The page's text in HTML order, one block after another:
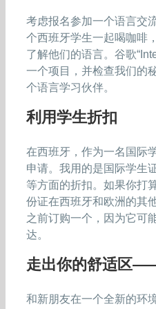
考虑报名参加一个语言交
个西班牙学生一起喝咖啡
了解他们的语言。谷歌
一个项目，并检查我们的
个语言学习伙伴。
利用学生折扣
在西班牙，作为一名国际
申请。我用的是国际学生
等方面的折扣。如果你打
份证在西班牙和欧洲的其
之前订购一个，因为它可
达。
走出你的舒适区
和新朋友在一个全新的环